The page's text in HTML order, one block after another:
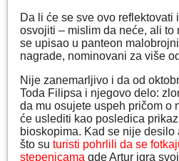
Da li će se sve ovo reflektovati
osvojiti – mislim da neće, ali to
se upisao u panteon
nagrade, nominovani za više
Nije zanemarljivo i da od
Toda Filipsa i njegovo delo:
da mu osujete uspeh pričom o
će uslediti kao posledica
bioskopima. Kad se nije
što su turisti pohrlili da se
stepenicama gde Artur igra